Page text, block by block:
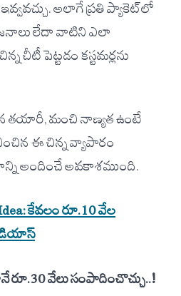
ఇవ్వవచ్చు. అలాగే ప్రతి ప్యాకెట్‌లో
లేదా వాటిని ఎలా
పెట్టడం కస్టమర్లను
తయారీ, మంచి నాణ్యత ఉంటే
ఈ చిన్న వ్యాపారం
అందించే అవకాశముంది.
కేవలం రూ.10 వేల
ఐడియాస్
రూ.30 వేలు సంపాదించొచ్చు..!